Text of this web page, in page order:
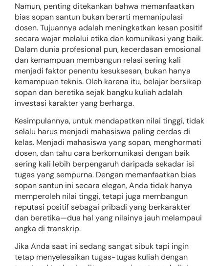
Namun, penting ditekankan bahwa memanfaatkan
bias sopan santun bukan berarti memanipulasi
dosen. Tujuannya adalah meningkatkan kesan positif
secara wajar melalui etika dan komunikasi yang baik.
Dalam dunia profesional pun, kecerdasan emosional
dan kemampuan membangun relasi sering kali
menjadi faktor penentu kesuksesan, bukan hanya
kemampuan teknis. Oleh karena itu, belajar bersikap
sopan dan beretika sejak bangku kuliah adalah
investasi karakter yang berharga.
Kesimpulannya, untuk mendapatkan nilai tinggi, tidak
selalu harus menjadi mahasiswa paling cerdas di
kelas. Menjadi mahasiswa yang sopan, menghormati
dosen, dan tahu cara berkomunikasi dengan baik
sering kali lebih berpengaruh daripada sekadar isi
tugas yang sempurna. Dengan memanfaatkan bias
sopan santun ini secara elegan, Anda tidak hanya
memperoleh nilai tinggi, tetapi juga membangun
reputasi positif sebagai pribadi yang berkarakter
dan beretika—dua hal yang nilainya jauh melampaui
angka di transkrip.
Jika Anda saat ini sedang sangat sibuk tapi ingin
tetap menyelesaikan tugas-tugas kuliah dengan